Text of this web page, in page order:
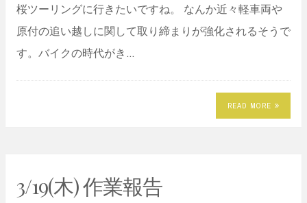
桜ツーリングに行きたいですね。 なんか近々軽車両や
原付の追い越しに関して取り締まりが強化されるそうで
す。バイクの時代がき…
READ MORE
3/19(木) 作業報告